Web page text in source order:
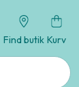
Find butik Kurv